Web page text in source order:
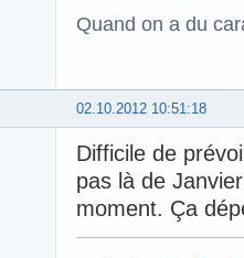
Quand on a du
02.10.2012 10:51:18
Difficile de
pas là de
moment. Ça